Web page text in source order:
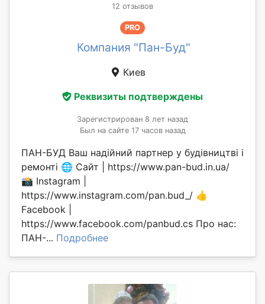
12 отзывов
PRO
Компания "Пан-Буд"
Киев
Реквизиты подтверждены
Зарегистрирован 8 лет назад
Был на сайте 17 часов назад
ПАН-БУД Ваш надійний партнер у будівництві і
ремонті 🌐 Сайт | https://www.pan-bud.in.ua/
📸 Instagram |
https://www.instagram.com/pan.bud_/ 👍
Facebook |
https://www.facebook.com/panbud.cs Про нас:
ПАН-... Подробнее